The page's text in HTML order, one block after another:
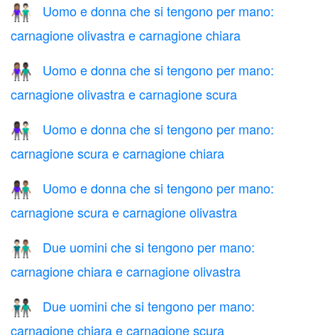
👩🏽‍🤝‍👨🏻
Uomo e donna che si tengono per mano:
carnagione olivastra e carnagione chiara
👩🏽‍🤝‍👨🏿
Uomo e donna che si tengono per mano:
carnagione olivastra e carnagione scura
👩🏿‍🤝‍👨🏻
Uomo e donna che si tengono per mano:
carnagione scura e carnagione chiara
👩🏿‍🤝‍👨🏽
Uomo e donna che si tengono per mano:
carnagione scura e carnagione olivastra
👨🏻‍🤝‍👨🏽
Due uomini che si tengono per mano:
carnagione chiara e carnagione olivastra
👨🏻‍🤝‍👨🏿
Due uomini che si tengono per mano:
carnagione chiara e carnagione scura